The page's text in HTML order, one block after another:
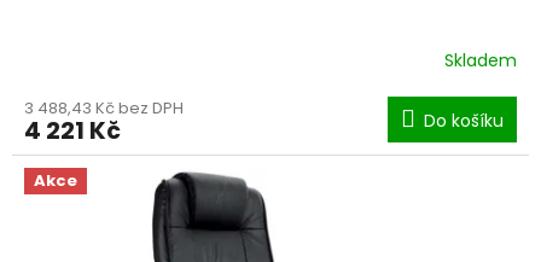
R
M
A
Skladem
3 488,43 Kč bez DPH
4 221 Kč Do košíku
Akce